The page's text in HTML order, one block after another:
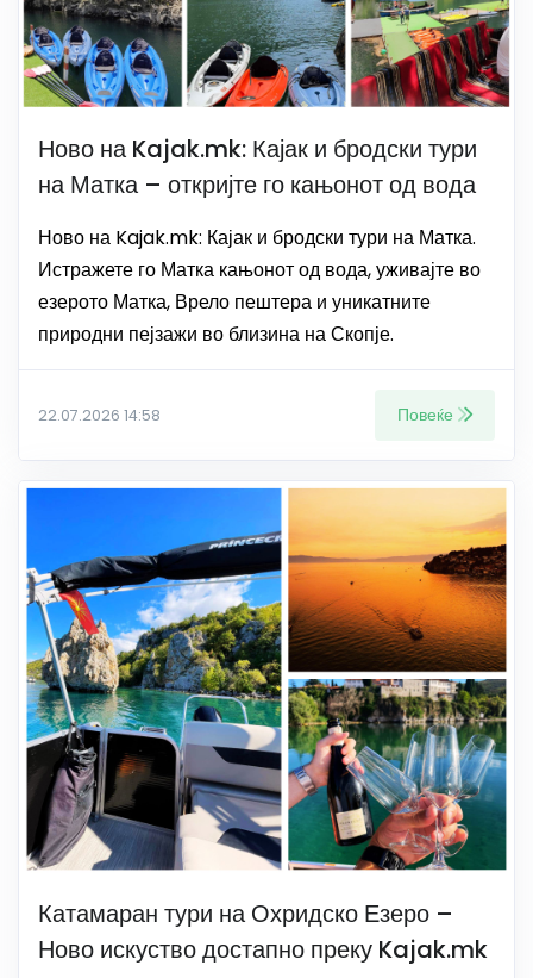
Ново на Kajak.mk: Кајак и бродски тури
на Матка – откријте го кањонот од вода
Ново на Kajak.mk: Кајак и бродски тури на Матка.
Истражете го Матка кањонот од вода, уживајте во
езерото Матка, Врело пештера и уникатните
природни пејзажи во близина на Скопје.
22.07.2026 14:58 Повеќе
Катамаран тури на Охридско Езеро –
Ново искуство достапно преку Kajak.mk